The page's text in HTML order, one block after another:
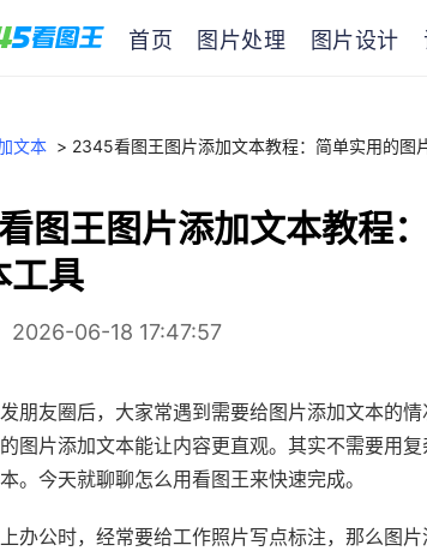
首页 图片处理 图片设计
文本 > 2345看图王图片添加文本教程：简单实用的图
图王图片添加文本教程
工具
2026-06-18 17:47:57
朋友圈后，大家常遇到需要给图片添加文本的
图片添加文本能让内容更直观。其实不需要用
。今天就聊聊怎么用看图王来快速完成。
办公时，经常要给工作照片写点标注，那么图